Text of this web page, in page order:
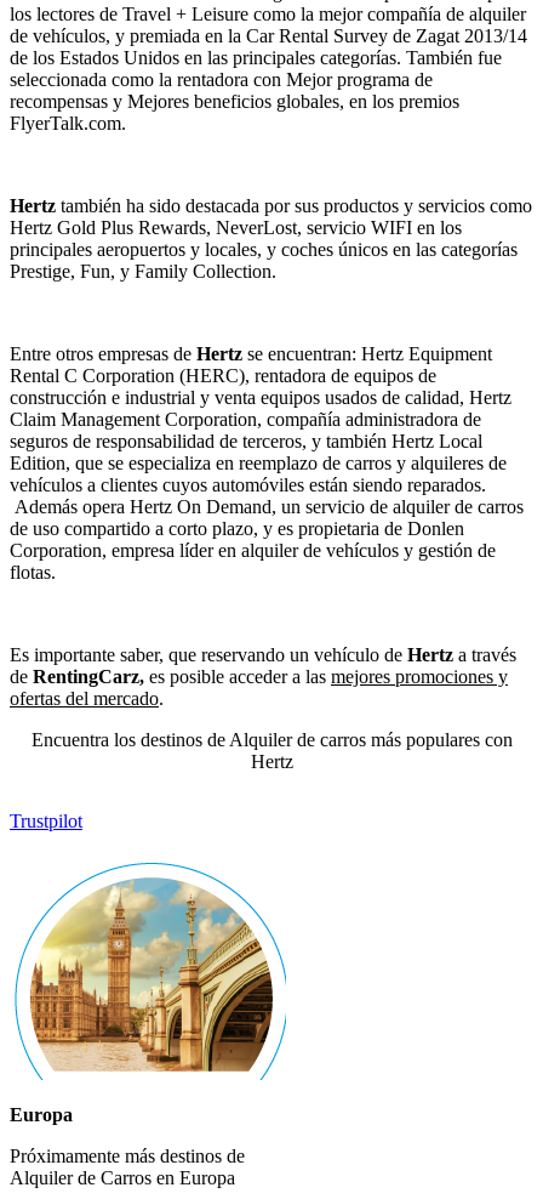
los lectores de Travel + Leisure como la mejor compañía de alquiler
de vehículos, y premiada en la Car Rental Survey de Zagat 2013/14
de los Estados Unidos en las principales categorías. También fue
seleccionada como la rentadora con Mejor programa de
recompensas y Mejores beneficios globales, en los premios
FlyerTalk.com.
Hertz también ha sido destacada por sus productos y servicios como
Hertz Gold Plus Rewards, NeverLost, servicio WIFI en los
principales aeropuertos y locales, y coches únicos en las categorías
Prestige, Fun, y Family Collection.
Entre otros empresas de Hertz se encuentran: Hertz Equipment
Rental C Corporation (HERC), rentadora de equipos de
construcción e industrial y venta equipos usados de calidad, Hertz
Claim Management Corporation, compañía administradora de
seguros de responsabilidad de terceros, y también Hertz Local
Edition, que se especializa en reemplazo de carros y alquileres de
vehículos a clientes cuyos automóviles están siendo reparados.
Además opera Hertz On Demand, un servicio de alquiler de carros
de uso compartido a corto plazo, y es propietaria de Donlen
Corporation, empresa líder en alquiler de vehículos y gestión de
flotas.
Es importante saber, que reservando un vehículo de Hertz a través
de RentingCarz, es posible acceder a las mejores promociones y
ofertas del mercado.
Encuentra los destinos de Alquiler de carros más populares con
Hertz
Trustpilot
Europa
Próximamente más destinos de
Alquiler de Carros en Europa